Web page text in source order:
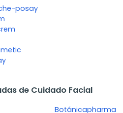
posay
de Cuidado Facial
Botánicapharma